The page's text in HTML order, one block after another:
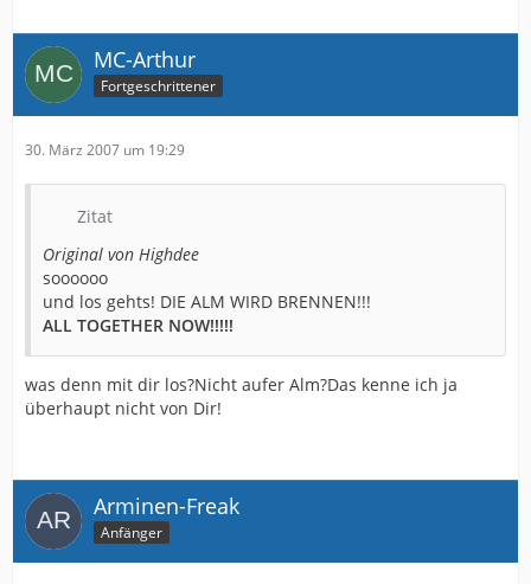
MC-Arthur
Fortgeschrittener
30. März 2007 um 19:29
Zitat
Original von Highdee
soooooo
und los gehts! DIE ALM WIRD BRENNEN!!!
ALL TOGETHER NOW!!!!!
was denn mit dir los?Nicht aufer Alm?Das kenne ich ja
überhaupt nicht von Dir!
Arminen-Freak
Anfänger